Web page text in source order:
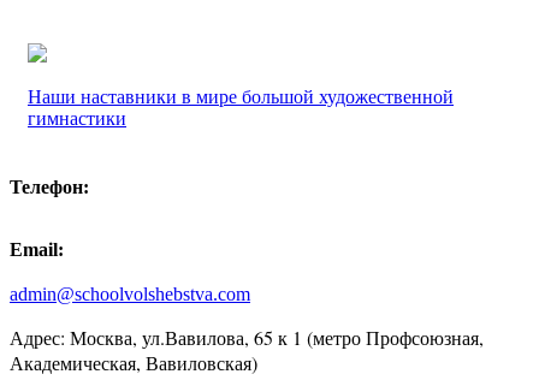
Наши наставники в мире большой художественной
гимнастики
Телефон:
Email:
admin@schoolvolshebstva.com
Адрес: Москва, ул.Вавилова, 65 к 1 (метро Профсоюзная,
Академическая, Вавиловская)